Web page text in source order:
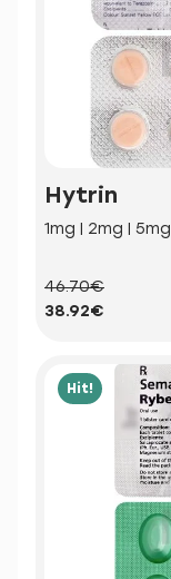
Hytrin
1mg | 2mg | 5mg
46.70€
38.92€
Hit!